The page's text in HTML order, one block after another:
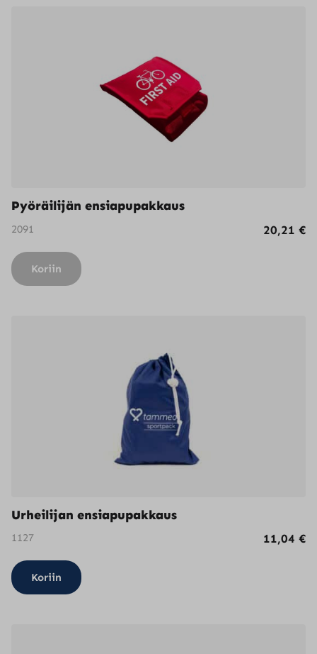
Pyöräilijän ensiapupakkaus
2091 20,21 €
Koriin
Urheilijan ensiapupakkaus
1127 11,04 €
Koriin